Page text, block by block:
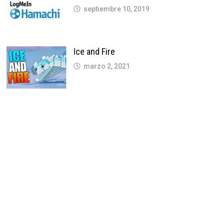
septiembre 10, 2019
Ice and Fire
marzo 2, 2021